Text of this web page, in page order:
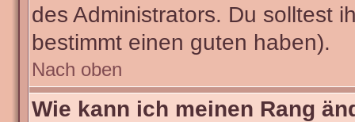
des Administrators. Du solltest
bestimmt einen guten haben).
Nach oben
Wie kann ich meinen Rang